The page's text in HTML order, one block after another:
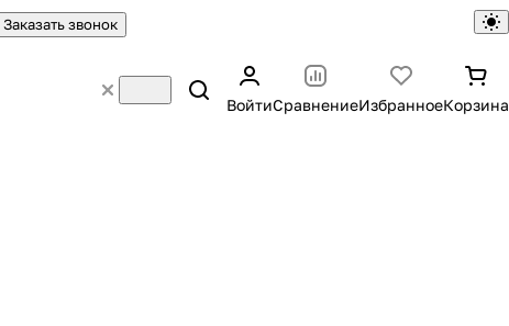
Заказать звонок
ВойтиСравнениеИзбранноеКорзина